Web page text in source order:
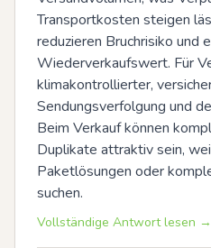
Transportkosten steigen
reduzieren Bruchrisiko und
Wiederverkaufswert. Für
klimakontrollierter,
Sendungsverfolgung und
Beim Verkauf können
Duplikate attraktiv sein,
Paketlösungen oder
suchen.
Vollständige Antwort lesen →